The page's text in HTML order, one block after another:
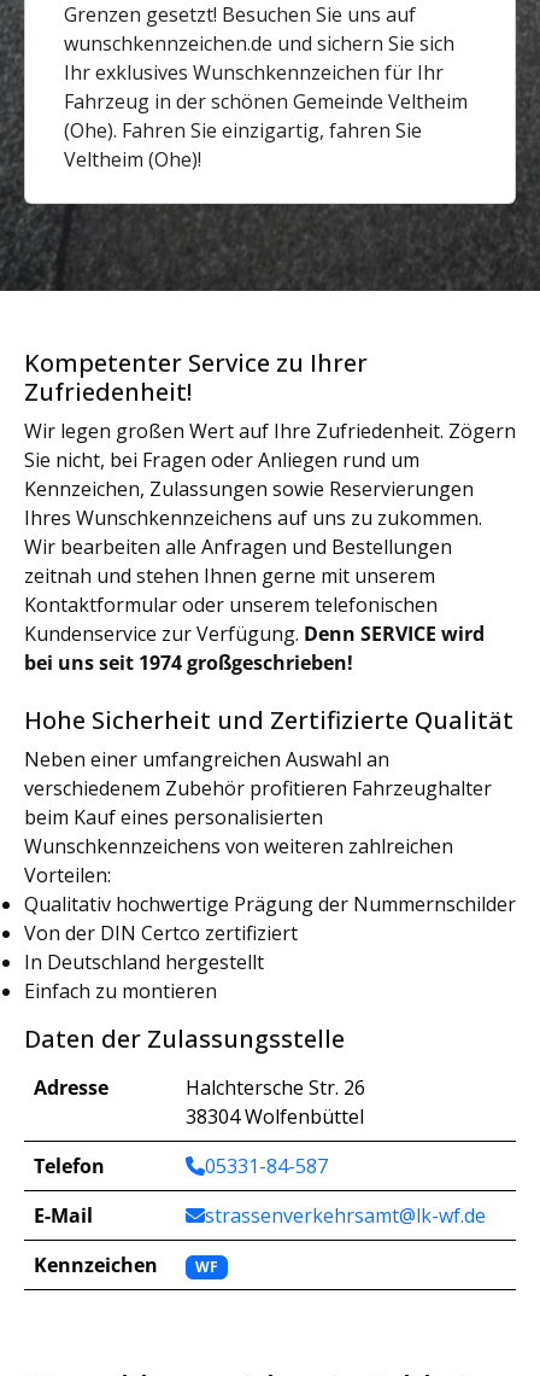
Grenzen gesetzt! Besuchen Sie uns auf
wunschkennzeichen.de und sichern Sie sich
Ihr exklusives Wunschkennzeichen für Ihr
Fahrzeug in der schönen Gemeinde Veltheim
(Ohe). Fahren Sie einzigartig, fahren Sie
Veltheim (Ohe)!
Kompetenter Service zu Ihrer
Zufriedenheit!
Wir legen großen Wert auf Ihre Zufriedenheit. Zögern
Sie nicht, bei Fragen oder Anliegen rund um
Kennzeichen, Zulassungen sowie Reservierungen
Ihres Wunschkennzeichens auf uns zu zukommen.
Wir bearbeiten alle Anfragen und Bestellungen
zeitnah und stehen Ihnen gerne mit unserem
Kontaktformular oder unserem telefonischen
Kundenservice zur Verfügung. Denn SERVICE wird
bei uns seit 1974 großgeschrieben!
Hohe Sicherheit und Zertifizierte Qualität
Neben einer umfangreichen Auswahl an
verschiedenem Zubehör profitieren Fahrzeughalter
beim Kauf eines personalisierten
Wunschkennzeichens von weiteren zahlreichen
Vorteilen:
Qualitativ hochwertige Prägung der Nummernschilder
Von der DIN Certco zertifiziert
In Deutschland hergestellt
Einfach zu montieren
Daten der Zulassungsstelle
Adresse
Halchtersche Str. 26
38304 Wolfenbüttel
Telefon
05331-84-587
E-Mail
strassenverkehrsamt@lk-wf.de
Kennzeichen
WF